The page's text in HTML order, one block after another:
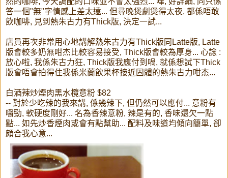
答一個"無"字情感上差太遠... 但尋晚煲劇煲得太夜, 都係唔敢
飲咖啡, 見到熱朱古力有Thick版, 決定一試...
店員再次非常用心地講解熱朱古力有Thick版同Latte版, Latte
版會較多奶無咁杰比較容易接受, Thick版會較為厚身... 心諗 :
放心啦, 我係朱古力狂, Thick版我應付到喎, 就係想試下Thick
版會唔會拍得住我係米蘭飲果杯接近固體的熱朱古力咁杰...
白酒辣炒煙肉黑水欖意粉 $82
-- 對於少吃辣的我來講, 係幾辣下, 但仍然可以應付... 意粉有
嚼勁, 軟硬度剛好... 名為香辣意粉, 辣是有的, 香味還欠一點
點... 如先炒香煙肉或會有點幫助... 配料及味道均傾向簡單, 卻
頗合我心意...